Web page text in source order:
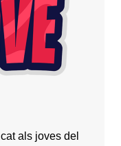
als joves del